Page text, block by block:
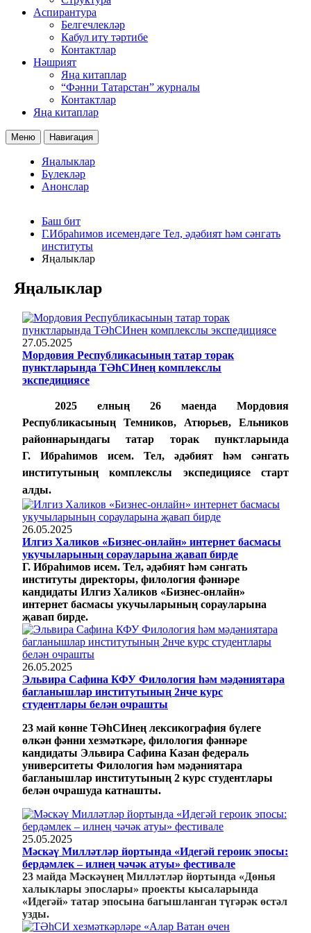
Аспирантура
Белгечлекләр
Кабул итү тәртибе
Контактлар
Нәшрият
Яңа китаплар
“Фәнни Татарстан” журналы
Контактлар
Яңа китаплар
Меню Навигация
Яңалыклар
Бүлекләр
Анонслар
Баш бит
Г.Ибраһимов исемендәге Тел, әдәбият һәм сәнгать
институты
Яңалыклар
Яңалыклар
27.05.2025
Мордовия Республикасының татар торак
пунктларында ТӘһСИнең комплекслы
экспедициясе
2025 елның 26 маенда Мордовия
Республикасының Темников, Атюрьев, Ельников
районнарындагы татар торак пунктларында
Г.
Ибраһимов исем. Тел, әдәбият һәм сәнгать
институтының комплекслы экспедициясе старт
алды.
26.05.2025
Илгиз Халиков «Бизнес-онлайн» интернет басмасы
укучыларының сорауларына җавап бирде
Г. Ибраһимов исем. Тел, әдәбият һәм сәнгать
институты директоры, филология фәннәре
кандидаты Илгиз Халиков «Бизнес-онлайн»
интернет басмасы укучыларының сорауларына
җавап бирде.
26.05.2025
Эльвира Сафина КФУ Филология һәм мәдәниятара
багланышлар институтының 2нче курс
студентлары белән очрашты
23 май көнне ТӘһСИнең лексикография бүлеге
өлкән фәнни хезмәткәре, филология фәннәре
кандидаты Эльвира Сафина Казан федераль
университеты Филология һәм мәдәниятара
багланышлар институтының 2 курс студентлары
белән очрашуда катнашты.
25.05.2025
Мәскәү Милләтләр йортында «Идегәй героик эпосы:
бердәмлек – илнең чәчәк атуы» фестивале
23 майда Мәскәүнең Милләтләр йортында «Дөнья
халыклары эпослары» проекты кысаларында
«Идегәй» татар эпосына багышланган түгәрәк өстәл
узды.